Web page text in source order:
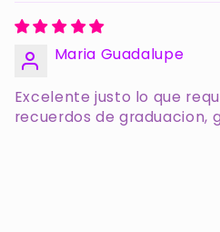
Maria Guadalupe
Excelente justo lo que
recuerdos de graduacion,